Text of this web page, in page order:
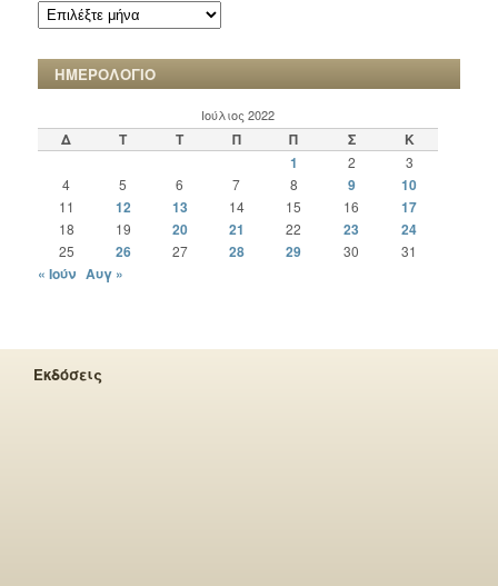
ΑΡΧΕΙΟ
ΧΡΟΝΙΚΩΝ
ΗΜΕΡΟΛΟΓΙΟ
Ιούλιος 2022
Δ Τ Τ Π Π Σ
Κ
1
2
3
4
5 6 7 8 9 10
11 12 13 14 15 16 17
18 19 20 21 22 23 24
25 26 27 28 29 30 31
« Ιούν Αυγ »
Εκδόσεις